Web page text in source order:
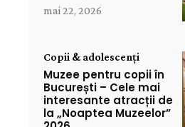
mai 22, 2026
Copii & adolescenți
Muzee pentru copii în
București – Cele mai
interesante atracții de
la „Noaptea Muzeelor”